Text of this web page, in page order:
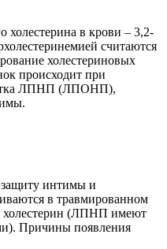
холестерина в крови – 3,2-
считаются
холестериновых
происходит при
ЛПНП (ЛПОНП),
интимы и
в травмированном
холестерин (ЛПНП имеют
Причины появления